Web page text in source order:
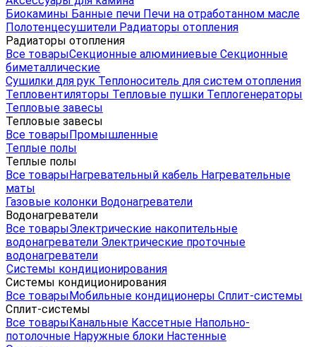
Биокамины Банные печи Печи на отработанном масле
Полотенцесушители Радиаторы отопления
Радиаторы отопления
Все товарыСекционные алюминиевые Секционные
биметаллические
Сушилки для рук Теплоноситель для систем отопления
Тепловентиляторы Тепловые пушки Теплогенераторы
Тепловые завесы
Тепловые завесы
Все товарыПромышленные
Теплые полы
Теплые полы
Все товарыНагревательный кабель Нагревательные
маты
Газовые колонки Водонагреватели
Водонагреватели
Все товарыЭлектрические накопительные
водонагреватели Электрические проточные
водонагреватели
Системы кондиционирования
Системы кондиционирования
Все товарыМобильные кондиционеры Сплит-системы
Сплит-системы
Все товарыКанальные Кассетные Напольно-
потолочные Наружные блоки Настенные